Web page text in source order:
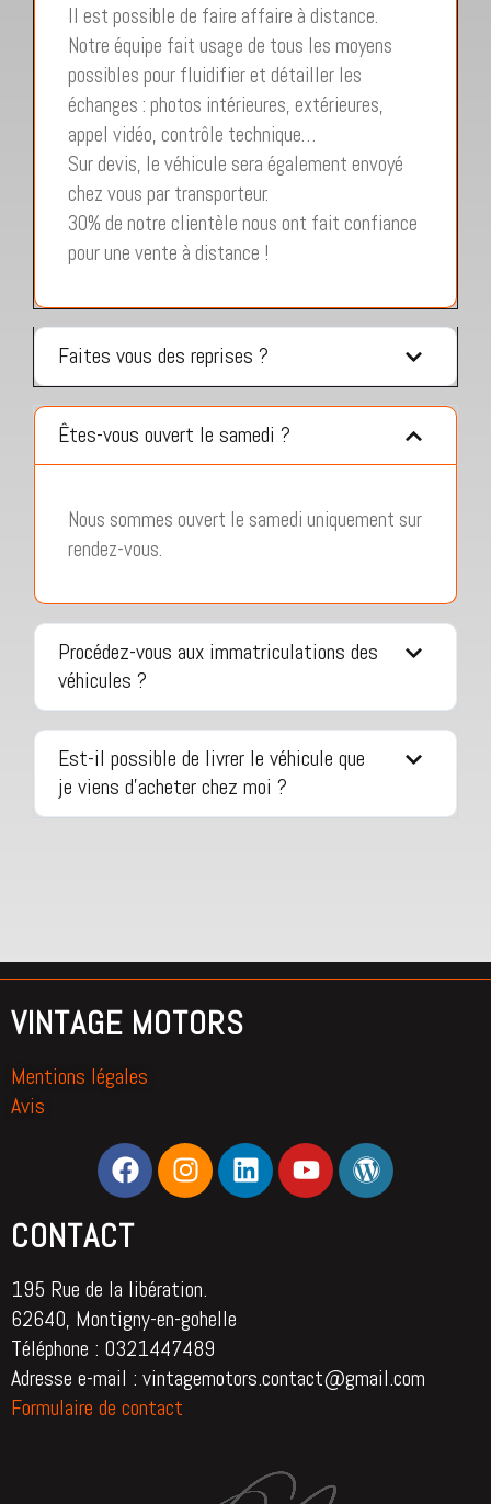
Il est possible de faire affaire à distance.
Notre équipe fait usage de tous les moyens
possibles pour fluidifier et détailler les
échanges : photos intérieures, extérieures,
appel vidéo, contrôle technique…
Sur devis, le véhicule sera également envoyé
chez vous par transporteur.
30% de notre clientèle nous ont fait confiance
pour une vente à distance !
Faites vous des reprises ?
Êtes-vous ouvert le samedi ?
Nous sommes ouvert le samedi uniquement sur
rendez-vous.
Procédez-vous aux immatriculations des
véhicules ?
Est-il possible de livrer le véhicule que
je viens d'acheter chez moi ?
VINTAGE MOTORS
Mentions légales
Avis
CONTACT
195 Rue de la libération.
62640, Montigny-en-gohelle
Téléphone : 0321447489
Adresse e-mail : vintagemotors.contact@gmail.com
Formulaire de contact